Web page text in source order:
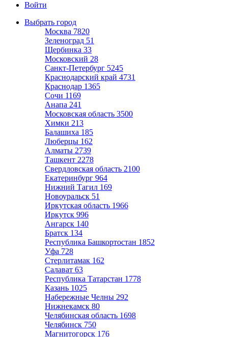
Войти
Выбрать город
Москва 7820
Зеленоград 51
Щербинка 33
Московский 28
Санкт-Петербург 5245
Краснодарский край 4731
Краснодар 1365
Сочи 1169
Анапа 241
Московская область 3500
Химки 213
Балашиха 185
Люберцы 162
Алматы 2739
Ташкент 2278
Свердловская область 2100
Екатеринбург 964
Нижний Тагил 169
Новоуральск 51
Иркутская область 1966
Иркутск 996
Ангарск 140
Братск 134
Республика Башкортостан 1852
Уфа 728
Стерлитамак 162
Салават 63
Республика Татарстан 1778
Казань 1025
Набережные Челны 292
Нижнекамск 80
Челябинская область 1698
Челябинск 750
Магнитогорск 176